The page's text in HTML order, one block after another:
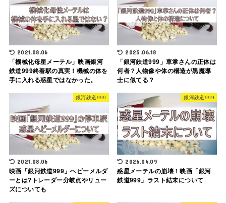
2021.08.06
「機械化母星メーテル」映画銀河
鉄道999終着駅の真実！機械の体を
手に入れる惑星ではなかった。
2025.06.18
「銀河鉄道999」車掌さんの正体は
何者？人物像や体の構造が黒魔導
士に似てる？
銀河鉄道999
2021.08.06
映画「銀河鉄道999」ヘビーメルダ
ーとは?トレーダー分岐点やリュー
ズについても
銀河鉄道999
2026.04.09
惑星メーテルの崩壊！映画「銀河
鉄道999」ラスト結末について